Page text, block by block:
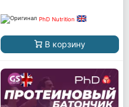
PhD Nutrition
В корзину